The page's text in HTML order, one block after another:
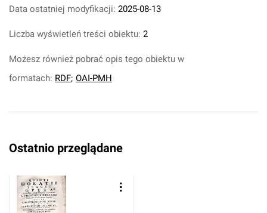
Data ostatniej modyfikacji: 2025-08-13
Liczba wyświetleń treści obiektu: 2
Możesz również pobrać opis tego obiektu w
formatach: RDF; OAI-PMH
Ostatnio przeglądane